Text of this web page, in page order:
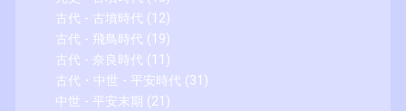
古代 - 古墳時代 (12)
古代 - 飛鳥時代 (19)
古代 - 奈良時代 (11)
古代・中世 - 平安時代 (31)
中世 - 平安末期 (21)